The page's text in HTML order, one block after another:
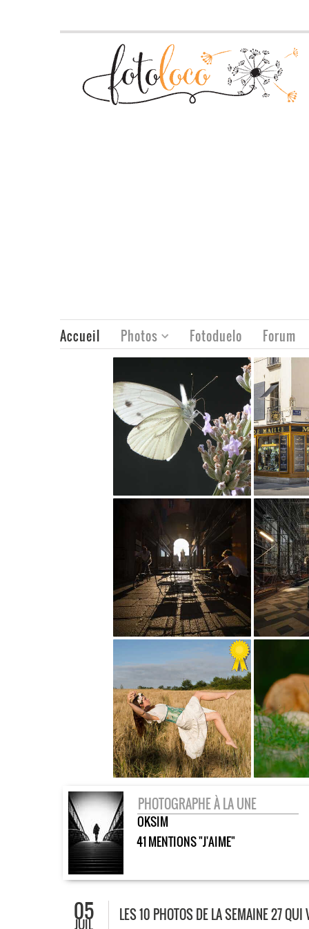
Accueil Photos Fotoduelo Forum
PHOTOGRAPHE À LA UNE
OKSIM
41 MENTIONS "J'AIME"
05
JUIL
LES 10 PHOTOS DE LA SEMAINE 27 QUI